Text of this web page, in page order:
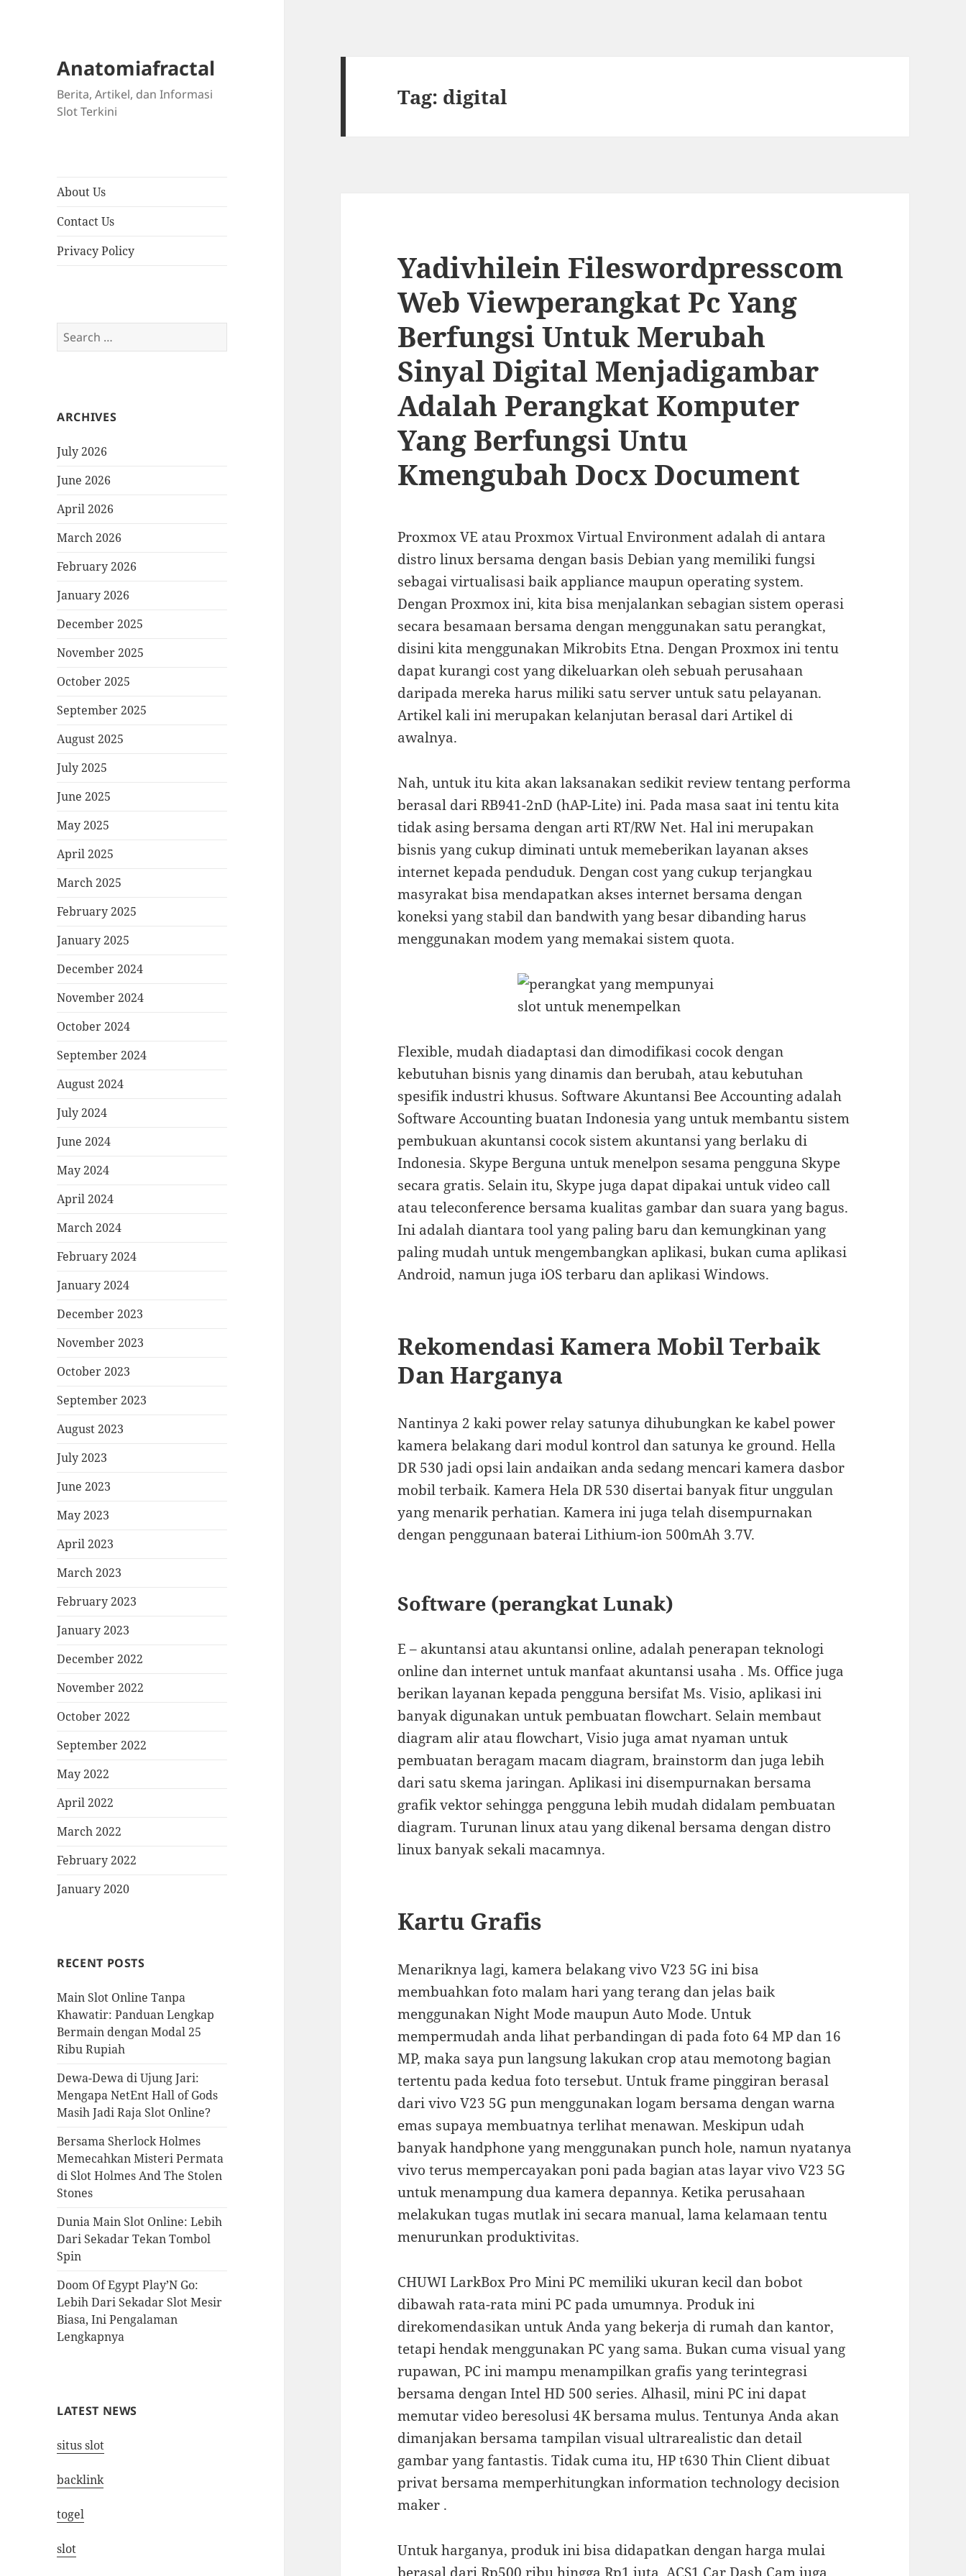
Anatomiafractal
Berita, Artikel, dan Informasi
Slot Terkini
About Us
Contact Us
Privacy Policy
Search
for:
ARCHIVES
July 2026
June 2026
April 2026
March 2026
February 2026
January 2026
December 2025
November 2025
October 2025
September 2025
August 2025
July 2025
June 2025
May 2025
April 2025
March 2025
February 2025
January 2025
December 2024
November 2024
October 2024
September 2024
August 2024
July 2024
June 2024
May 2024
April 2024
March 2024
February 2024
January 2024
December 2023
November 2023
October 2023
September 2023
August 2023
July 2023
June 2023
May 2023
April 2023
March 2023
February 2023
January 2023
December 2022
November 2022
October 2022
September 2022
May 2022
April 2022
March 2022
February 2022
January 2020
RECENT POSTS
Main Slot Online Tanpa
Khawatir: Panduan Lengkap
Bermain dengan Modal 25
Ribu Rupiah
Dewa-Dewa di Ujung Jari:
Mengapa NetEnt Hall of Gods
Masih Jadi Raja Slot Online?
Bersama Sherlock Holmes
Memecahkan Misteri Permata
di Slot Holmes And The Stolen
Stones
Dunia Main Slot Online: Lebih
Dari Sekadar Tekan Tombol
Spin
Doom Of Egypt Play’N Go:
Lebih Dari Sekadar Slot Mesir
Biasa, Ini Pengalaman
Lengkapnya
LATEST NEWS
situs slot
backlink
togel
slot
Tag: digital
Yadivhilein Fileswordpresscom
Web Viewperangkat Pc Yang
Berfungsi Untuk Merubah
Sinyal Digital Menjadigambar
Adalah Perangkat Komputer
Yang Berfungsi Untu
Kmengubah Docx Document
Proxmox VE atau Proxmox Virtual Environment adalah di antara
distro linux bersama dengan basis Debian yang memiliki fungsi
sebagai virtualisasi baik appliance maupun operating system.
Dengan Proxmox ini, kita bisa menjalankan sebagian sistem operasi
secara besamaan bersama dengan menggunakan satu perangkat,
disini kita menggunakan Mikrobits Etna. Dengan Proxmox ini tentu
dapat kurangi cost yang dikeluarkan oleh sebuah perusahaan
daripada mereka harus miliki satu server untuk satu pelayanan.
Artikel kali ini merupakan kelanjutan berasal dari Artikel di
awalnya.
Nah, untuk itu kita akan laksanakan sedikit review tentang performa
berasal dari RB941-2nD (hAP-Lite) ini. Pada masa saat ini tentu kita
tidak asing bersama dengan arti RT/RW Net. Hal ini merupakan
bisnis yang cukup diminati untuk memeberikan layanan akses
internet kepada penduduk. Dengan cost yang cukup terjangkau
masyrakat bisa mendapatkan akses internet bersama dengan
koneksi yang stabil dan bandwith yang besar dibanding harus
menggunakan modem yang memakai sistem quota.
Flexible, mudah diadaptasi dan dimodifikasi cocok dengan
kebutuhan bisnis yang dinamis dan berubah, atau kebutuhan
spesifik industri khusus. Software Akuntansi Bee Accounting adalah
Software Accounting buatan Indonesia yang untuk membantu sistem
pembukuan akuntansi cocok sistem akuntansi yang berlaku di
Indonesia. Skype Berguna untuk menelpon sesama pengguna Skype
secara gratis. Selain itu, Skype juga dapat dipakai untuk video call
atau teleconference bersama kualitas gambar dan suara yang bagus.
Ini adalah diantara tool yang paling baru dan kemungkinan yang
paling mudah untuk mengembangkan aplikasi, bukan cuma aplikasi
Android, namun juga iOS terbaru dan aplikasi Windows.
Rekomendasi Kamera Mobil Terbaik
Dan Harganya
Nantinya 2 kaki power relay satunya dihubungkan ke kabel power
kamera belakang dari modul kontrol dan satunya ke ground. Hella
DR 530 jadi opsi lain andaikan anda sedang mencari kamera dasbor
mobil terbaik. Kamera Hela DR 530 disertai banyak fitur unggulan
yang menarik perhatian. Kamera ini juga telah disempurnakan
dengan penggunaan baterai Lithium-ion 500mAh 3.7V.
Software (perangkat Lunak)
E – akuntansi atau akuntansi online, adalah penerapan teknologi
online dan internet untuk manfaat akuntansi usaha . Ms. Office juga
berikan layanan kepada pengguna bersifat Ms. Visio, aplikasi ini
banyak digunakan untuk pembuatan flowchart. Selain membaut
diagram alir atau flowchart, Visio juga amat nyaman untuk
pembuatan beragam macam diagram, brainstorm dan juga lebih
dari satu skema jaringan. Aplikasi ini disempurnakan bersama
grafik vektor sehingga pengguna lebih mudah didalam pembuatan
diagram. Turunan linux atau yang dikenal bersama dengan distro
linux banyak sekali macamnya.
Kartu Grafis
Menariknya lagi, kamera belakang vivo V23 5G ini bisa
membuahkan foto malam hari yang terang dan jelas baik
menggunakan Night Mode maupun Auto Mode. Untuk
mempermudah anda lihat perbandingan di pada foto 64 MP dan 16
MP, maka saya pun langsung lakukan crop atau memotong bagian
tertentu pada kedua foto tersebut. Untuk frame pinggiran berasal
dari vivo V23 5G pun menggunakan logam bersama dengan warna
emas supaya membuatnya terlihat menawan. Meskipun udah
banyak handphone yang menggunakan punch hole, namun nyatanya
vivo terus mempercayakan poni pada bagian atas layar vivo V23 5G
untuk menampung dua kamera depannya. Ketika perusahaan
melakukan tugas mutlak ini secara manual, lama kelamaan tentu
menurunkan produktivitas.
CHUWI LarkBox Pro Mini PC memiliki ukuran kecil dan bobot
dibawah rata-rata mini PC pada umumnya. Produk ini
direkomendasikan untuk Anda yang bekerja di rumah dan kantor,
tetapi hendak menggunakan PC yang sama. Bukan cuma visual yang
rupawan, PC ini mampu menampilkan grafis yang terintegrasi
bersama dengan Intel HD 500 series. Alhasil, mini PC ini dapat
memutar video beresolusi 4K bersama mulus. Tentunya Anda akan
dimanjakan bersama tampilan visual ultrarealistic dan detail
gambar yang fantastis. Tidak cuma itu, HP t630 Thin Client dibuat
privat bersama memperhitungkan information technology decision
maker .
Untuk harganya, produk ini bisa didapatkan dengan harga mulai